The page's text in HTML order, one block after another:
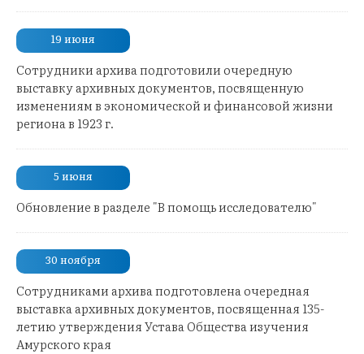
19 июня
Сотрудники архива подготовили очередную
выставку архивных документов, посвященную
изменениям в экономической и финансовой жизни
региона в 1923 г.
5 июня
Обновление в разделе "В помощь исследователю"
30 ноября
Сотрудниками архива подготовлена очередная
выставка архивных документов, посвященная 135-
летию утверждения Устава Общества изучения
Амурского края